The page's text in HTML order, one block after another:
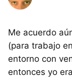
Me acuerdo
(para trabajo
entorno con
entonces yo